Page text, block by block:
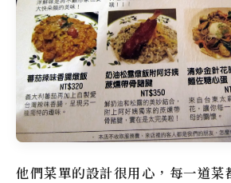
他們菜單的設計很用心，每一道菜